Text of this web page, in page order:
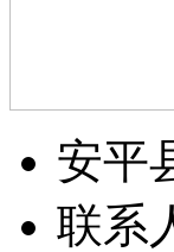
安平
联系